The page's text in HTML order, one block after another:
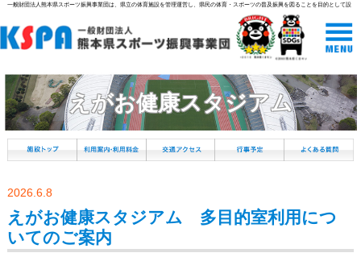
一般財団法人熊本県スポーツ振興事業団は、県立の体育施設を管理運営し、県民の体育・スポーツの普及振興を図ることを目的として設
えがお健康スタジアム
2026.6.8
えがお健康スタジアム 多目的室利用につ
いてのご案内